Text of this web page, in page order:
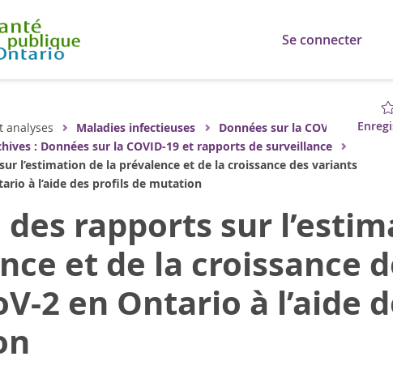
Se connecter
analyses Maladies infectieuses
Données sur la COVID-19
: Données sur la COVID-19 et rapports de surveillance
l’estimation de la prévalence et de la croissance des variants
à l’aide des profils de mutation
rapports sur
et de la croissance
2 en Ontario à l’aide